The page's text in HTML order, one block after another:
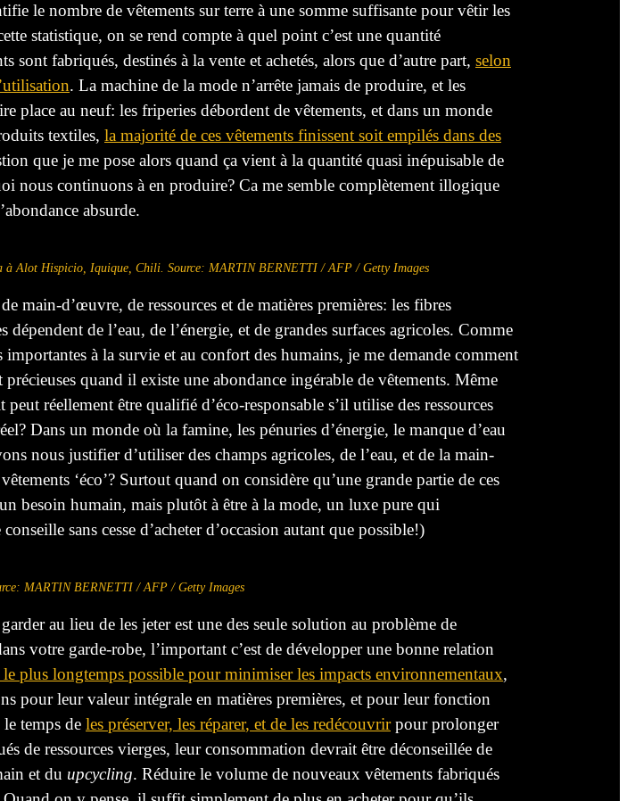
le nombre de vêtements sur terre à une somme suffisante pour vêtir les
statistique, on se rend compte à quel point c’est une quantité
sont fabriqués, destinés à la vente et achetés, alors que d’autre part, selon
. La machine de la mode n’arrête jamais de produire, et les
place au neuf: les friperies débordent de vêtements, et dans un monde
textiles, la majorité de ces vêtements finissent soit empilés dans des
que je me pose alors quand ça vient à la quantité quasi inépuisable de
nous continuons à en produire? Ca me semble complètement illogique
absurde.
à Alot Hispicio, Iquique, Chili. Source: MARTIN BERNETTI / AFP / Getty Images
main-d’œuvre, de ressources et de matières premières: les fibres
dépendent de l’eau, de l’énergie, et de grandes surfaces agricoles. Comme
importantes à la survie et au confort des humains, je me demande comment
quand il existe une abondance ingérable de vêtements. Même
peut réellement être qualifié d’éco-responsable s’il utilise des ressources
Dans un monde où la famine, les pénuries d’énergie, le manque d’eau
nous justifier d’utiliser des champs agricoles, de l’eau, et de la main-
‘éco’? Surtout quand on considère qu’une grande partie de ces
besoin humain, mais plutôt à être à la mode, un luxe pure qui
sans cesse d’acheter d’occasion autant que possible!)
MARTIN BERNETTI / AFP / Getty Images
au lieu de les jeter est une des seule solution au problème de
votre garde-robe, l’important c’est de développer une bonne relation
le plus longtemps possible pour minimiser les impacts environnementaux,
pour leur valeur intégrale en matières premières, et pour leur fonction
temps de les préserver, les réparer, et de les redécouvrirpour prolonger
de ressources vierges, leur consommation devrait être déconseillée de
et du upcycling. Réduire le volume de nouveaux vêtements fabriqués